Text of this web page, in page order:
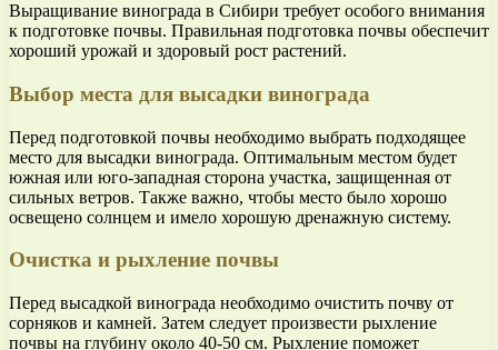
Выращивание винограда в Сибири требует особого внимания
к подготовке почвы. Правильная подготовка почвы обеспечит
хороший урожай и здоровый рост растений.
Выбор места для высадки винограда
Перед подготовкой почвы необходимо выбрать подходящее
место для высадки винограда. Оптимальным местом будет
южная или юго-западная сторона участка, защищенная от
сильных ветров. Также важно, чтобы место было хорошо
освещено солнцем и имело хорошую дренажную систему.
Очистка и рыхление почвы
Перед высадкой винограда необходимо очистить почву от
сорняков и камней. Затем следует произвести рыхление
почвы на глубину около 40-50 см. Рыхление поможет